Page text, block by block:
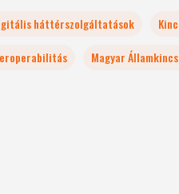
háttérszolgáltatások
Magyar